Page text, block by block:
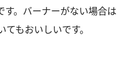
。バーナーがない場合は
もおいしいです。